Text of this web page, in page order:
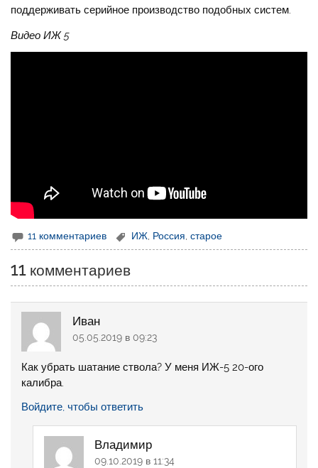
поддерживать серийное производство подобных систем.
Видео ИЖ 5
11 комментариев ИЖ Россия ,старое
11 комментариев
Иван
05.05.2019 в 09:23
Как убрать шатание ствола? У меня ИЖ-5 20-ого
калибра.
Войдите, чтобы ответить
Владимир
09.10.2019 в 11:34